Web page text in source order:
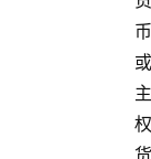
币
或
主
权
货